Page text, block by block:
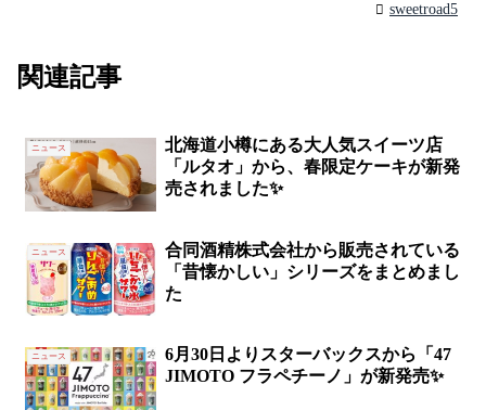
sweetroad5
関連記事
ニュース
北海道小樽にある大人気スイーツ店
「ルタオ」から、春限定ケーキが新発
売されました✨
ニュース
合同酒精株式会社から販売されている
「昔懐かしい」シリーズをまとめまし
た
ニュース
6月30日よりスターバックスから「47
JIMOTO フラペチーノ」が新発売✨